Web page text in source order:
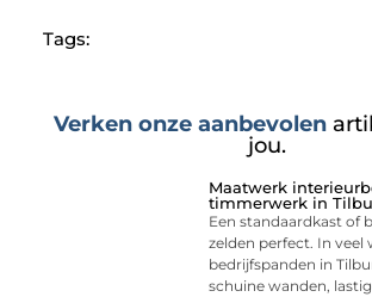
Tags:
Verken onze aanbevolen
jou.
Maatwerk
timmerwerk in
Een standaardkast of
zelden perfect. In veel
bedrijfspanden in
schuine wanden,